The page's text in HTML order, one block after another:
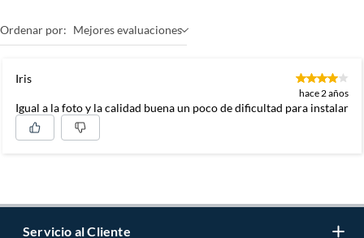
Ordenar por: Mejores evaluaciones
Iris
hace 2 años
Igual a la foto y la calidad buena un poco de dificultad para instalar
Servicio al Cliente